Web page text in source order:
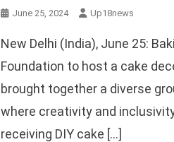
June 25, 2024 Up18news
New Delhi (India), June 25:
Foundation to host a cake
brought together a diverse
where creativity and
receiving DIY cake […]